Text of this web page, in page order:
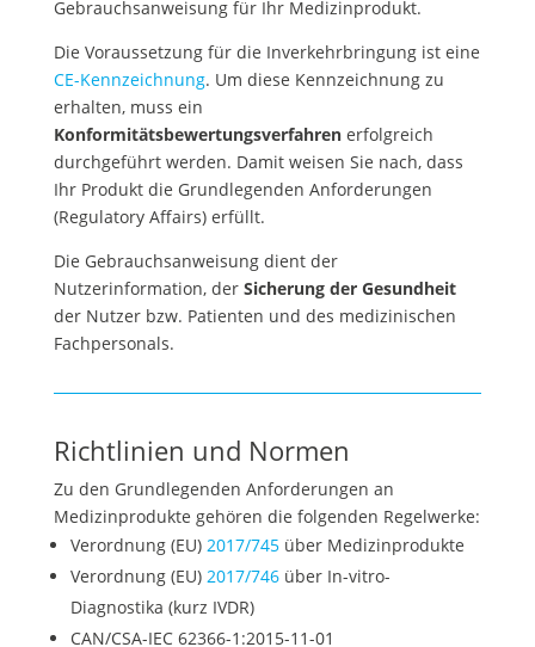
Gebrauchsanweisung für Ihr Medizinprodukt.
Die Voraussetzung für die Inverkehrbringung ist eine
CE-Kennzeichnung. Um diese Kennzeichnung zu
erhalten, muss ein
Konformitätsbewertungsverfahren erfolgreich
durchgeführt werden. Damit weisen Sie nach, dass
Ihr Produkt die Grundlegenden Anforderungen
(Regulatory Affairs) erfüllt.
Die Gebrauchsanweisung dient der
Nutzerinformation, der Sicherung der Gesundheit
der Nutzer bzw. Patienten und des medizinischen
Fachpersonals.
Richtlinien und Normen
Zu den Grundlegenden Anforderungen an
Medizinprodukte gehören die folgenden Regelwerke:
Verordnung (EU) 2017/745über Medizinprodukte
Verordnung (EU) 2017/746über In-vitro-
Diagnostika (kurz IVDR)
CAN/CSA-IEC 62366-1:2015-11-01